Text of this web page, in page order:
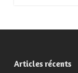
Articles récents